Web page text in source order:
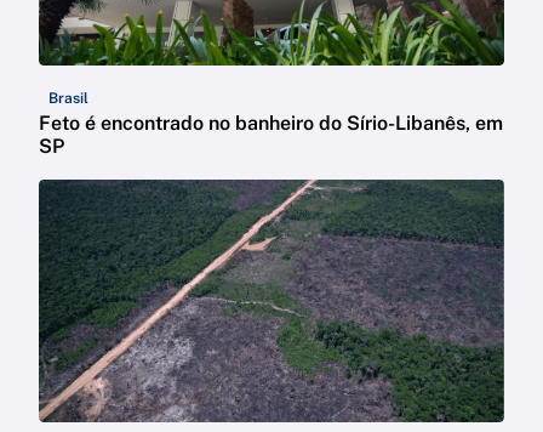
Brasil
Feto é encontrado no banheiro do Sírio-Libanês, em
SP